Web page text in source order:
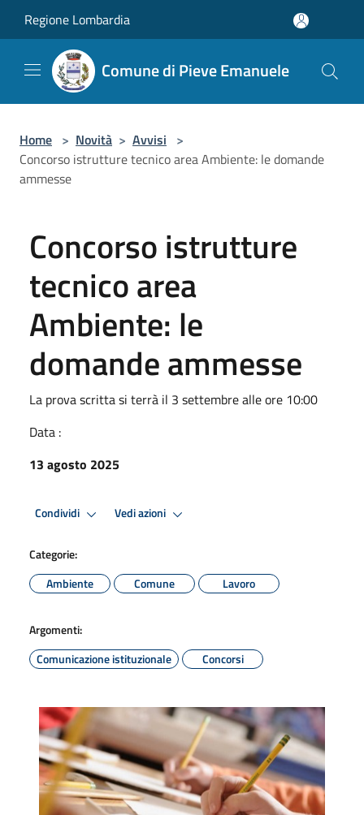
Regione Lombardia
Comune di Pieve Emanuele
Home > Novità > Avvisi >
Concorso istrutture tecnico area Ambiente: le domande
ammesse
Concorso istrutture
tecnico area
Ambiente: le
domande ammesse
La prova scritta si terrà il 3 settembre alle ore 10:00
Data :
13 agosto 2025
Condividi Vedi azioni
Categorie:
Ambiente
Comune Lavoro
Argomenti:
Comunicazione istituzionale
Concorsi